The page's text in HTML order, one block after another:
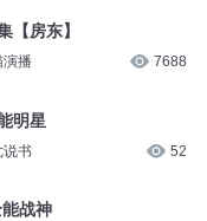
【房东】
演播 7688
明星
说书 52
战神